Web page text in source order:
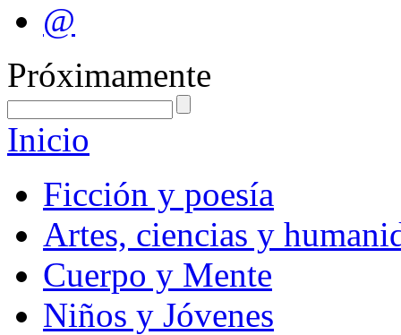
@
Próximamente
Inicio
Ficción y poesía
Artes, ciencias y
Cuerpo y Mente
Niños y Jóvenes